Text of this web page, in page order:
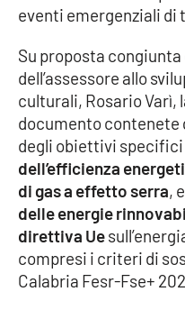
EDIZIONI
LOCALI
Catanzaro
Crotone
Vibo Valentia
Reggio Calabria
Cosenza
eventi emergenziali di
Su proposta
dell’assessore allo
culturali, Rosario Varì,
documento contenete
degli obiettivi specifici
dell’efficienza
di gas a effetto serra,
delle energie
direttiva Ue
compresi i criteri di
Calabria Fesr-Fse+